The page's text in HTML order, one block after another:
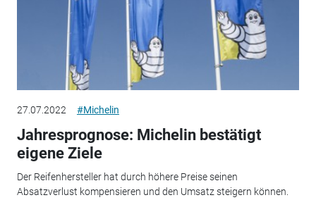
27.07.2022 #Michelin
Jahresprognose: Michelin bestätigt
eigene Ziele
Der Reifenhersteller hat durch höhere Preise seinen
Absatzverlust kompensieren und den Umsatz steigern können.